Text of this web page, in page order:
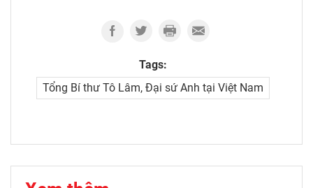
Tags:
Tổng Bí thư Tô Lâm, Đại sứ Anh tại Việt Nam